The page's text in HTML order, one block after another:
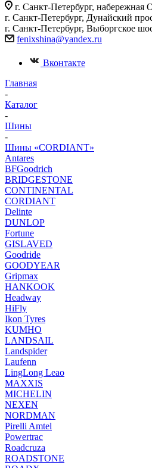
г. Санкт-Петербург, набережная
г. Санкт-Петербург, Дунайский
г. Санкт-Петербург, Выборгское
fenixshina@yandex.ru
Вконтакте
Главная
-
Каталог
-
Шины
-
Шины «CORDIANT»
Antares
BFGoodrich
BRIDGESTONE
CONTINENTAL
CORDIANT
Delinte
DUNLOP
Fortune
GISLAVED
Goodride
GOODYEAR
Gripmax
HANKOOK
Headway
HiFly
Ikon Tyres
KUMHO
LANDSAIL
Landspider
Laufenn
LingLong Leao
MAXXIS
MICHELIN
NEXEN
NORDMAN
Pirelli Amtel
Powertrac
Roadcruza
ROADSTONE